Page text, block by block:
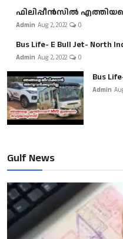
ഫിലിപ്പീൻസിൽ
Admin Aug 2, 2022 0
Bus Life- E Bull Jet- North
Admin Aug 2, 2022 0
Bus
Admin
Gulf News